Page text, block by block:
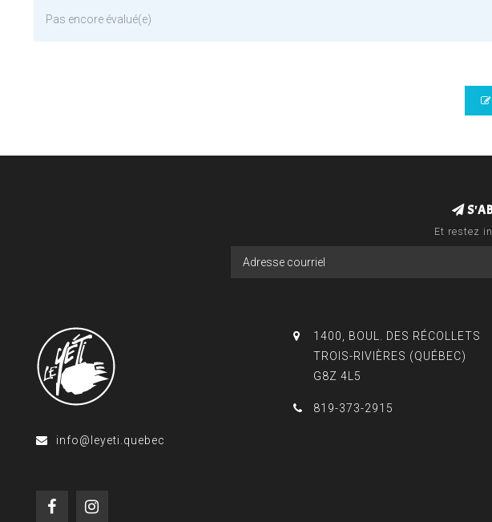
Pas encore évalué(e)
Et restez
info@leyeti.quebec
1400, BOUL. DES RÉCOLLETS
TROIS-RIVIÈRES (QUÉBEC)
G8Z 4L5
819-373-2915